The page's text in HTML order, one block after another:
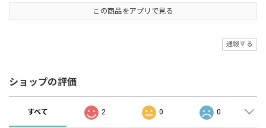
この商品をアプリで見る
通報する
ショップの評価
すべて 2 0 0